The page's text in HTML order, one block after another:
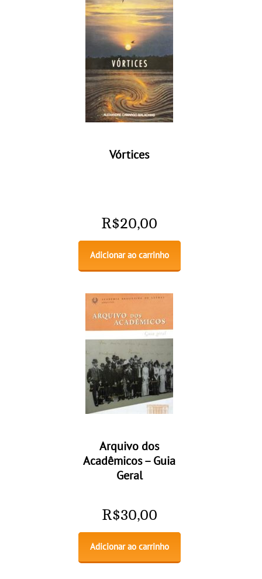
Vórtices
R$20,00
Adicionar ao carrinho
Arquivo dos
Acadêmicos – Guia
Geral
R$30,00
Adicionar ao carrinho